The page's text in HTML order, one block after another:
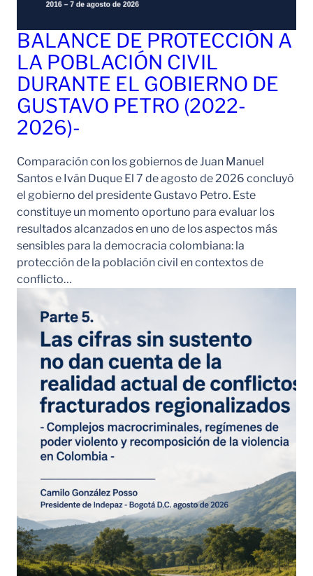
BALANCE DE PROTECCIÓN A
LA POBLACIÓN CIVIL
DURANTE EL GOBIERNO DE
GUSTAVO PETRO (2022-
2026)-
Comparación con los gobiernos de Juan Manuel
Santos e Iván Duque El 7 de agosto de 2026 concluyó
el gobierno del presidente Gustavo Petro. Este
constituye un momento oportuno para evaluar los
resultados alcanzados en uno de los aspectos más
sensibles para la democracia colombiana: la
protección de la población civil en contextos de
conflicto…